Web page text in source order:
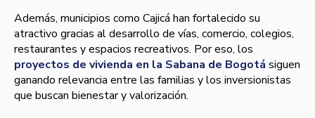
Además, municipios como Cajicá han fortalecido su
atractivo gracias al desarrollo de vías, comercio, colegios,
restaurantes y espacios recreativos. Por eso, los
proyectos de vivienda en la Sabana de Bogotá siguen
ganando relevancia entre las familias y los inversionistas
que buscan bienestar y valorización.